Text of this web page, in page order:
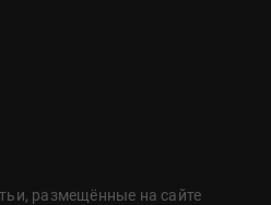
размещённые на сайте